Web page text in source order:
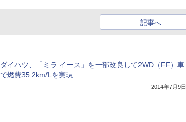
記事へ
ダイハツ、「ミラ イース」を一部改良して2WD（FF）車
で燃費35.2km/Lを実現
2014年7月9日